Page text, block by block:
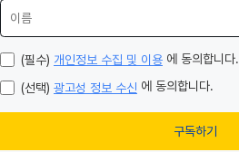
(필수) 개인정보 수집 및 이용 에 동의합니다.
(선택) 광고성 정보 수신 에 동의합니다.
구독하기